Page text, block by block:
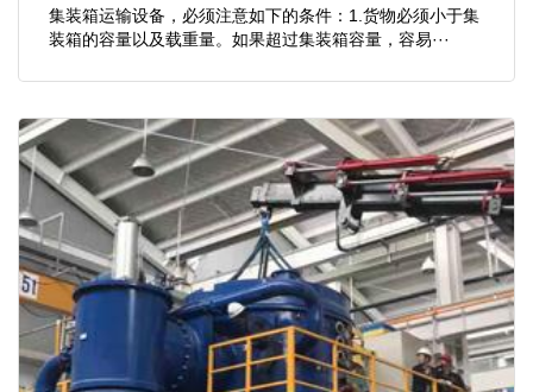
集装箱运输设备，必须注意如下的条件：1.货物必须小于集
装箱的容量以及载重量。如果超过集装箱容量，容易···